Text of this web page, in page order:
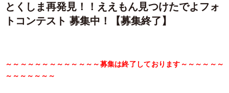
とくしま再発見！！ええもん見つけたでよフォ
トコンテスト 募集中！【募集終了】
～～～～～～～～～～～～～募集は終了しております～～～～～～
～～～～～～～